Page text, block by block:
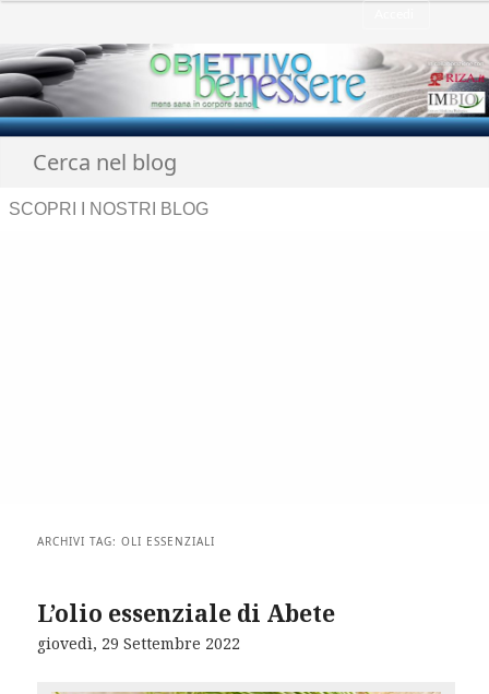
ARCHIVI TAG:OLI ESSENZIALI
L’olio essenziale di Abete
giovedì, 29 Settembre 2022